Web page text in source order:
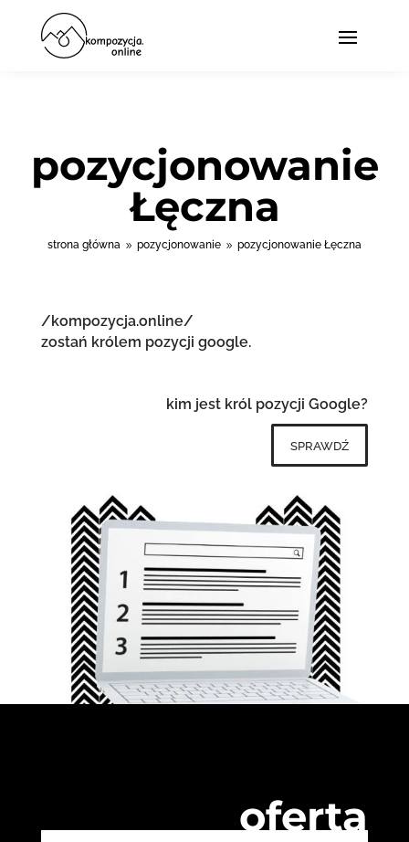
pozycjonowanie
Łęczna
strona główna 9 pozycjonowanie 9 pozycjonowanie Łęczna
/kompozycja.online/
zostań królem pozycji google.
kim jest król pozycji Google?
sprawdź
oferta